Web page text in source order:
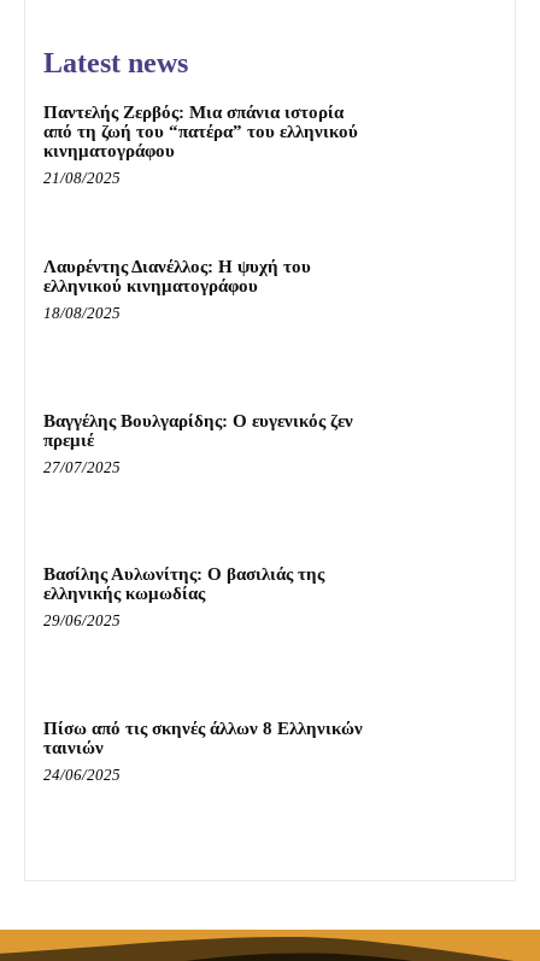
Latest news
Παντελής Ζερβός: Μια σπάνια ιστορία
από τη ζωή του “πατέρα” του ελληνικού
κινηματογράφου
21/08/2025
Λαυρέντης Διανέλλος: Η ψυχή του
ελληνικού κινηματογράφου
18/08/2025
Βαγγέλης Βουλγαρίδης: Ο ευγενικός ζεν
πρεμιέ
27/07/2025
Βασίλης Αυλωνίτης: Ο βασιλιάς της
ελληνικής κωμωδίας
29/06/2025
Πίσω από τις σκηνές άλλων 8 Ελληνικών
ταινιών
24/06/2025